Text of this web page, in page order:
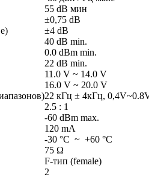
55 dB мин
±0,75 dB
±4 dB
40 dB min.
0.0 dBm min.
22 dB min.
11.0 V ~ 14.0 V
16.0 V ~ 20.0 V
22 кГц ± 4кГц,
2.5 : 1
-60 dBm max.
120 mA
-30 °C ~ +60 °C
75 Ω
F-тип (female)
2